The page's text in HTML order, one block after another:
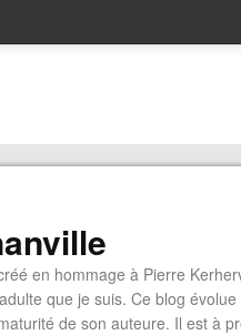
en hommage à Pierre
que je suis. Ce blog
de son auteure. Il est à